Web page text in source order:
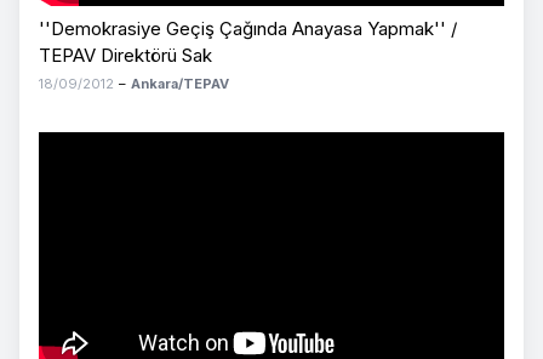
''Demokrasiye Geçiş Çağında Anayasa Yapmak'' /
TEPAV Direktörü Sak
18/09/2012 – Ankara/TEPAV